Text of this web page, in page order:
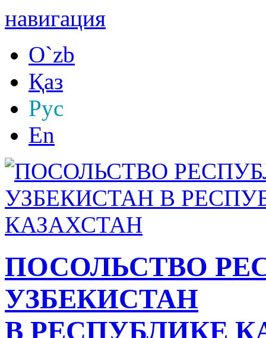
навигация
O`zb
Қаз
Рус
En
ПОСОЛЬСТВО
УЗБЕКИСТАН
В РЕСПУБЛИКЕ